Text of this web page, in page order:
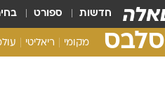
חדשות ספורט
סלבס מקומי ריאליטי